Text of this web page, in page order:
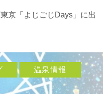
京「よじごじDays」に出
温泉情報